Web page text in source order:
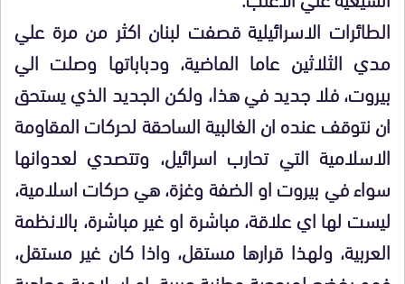
الطائرات الاسرائيلية قصفت لبنان اكثر من مرة علي
مدي الثلاثين عاما الماضية، ودباباتها وصلت الي
بيروت، فلا جديد في هذا، ولكن الجديد الذي يستحق
ان نتوقف عنده ان الغالبية الساحقة لحركات المقاومة
الاسلامية التي تحارب اسرائيل، وتتصدي لعدوانها
سواء في بيروت او الضفة وغزة، هي حركات اسلامية،
ليست لها اي علاقة، مباشرة او غير مباشرة، بالانظمة
العربية، ولهذا قرارها مستقل، واذا كان غير مستقل،